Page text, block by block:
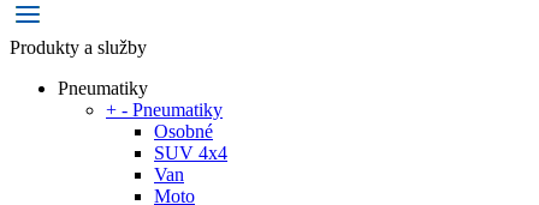
Produkty a služby
Pneumatiky
+ - Pneumatiky
Osobné
SUV 4x4
Van
Moto